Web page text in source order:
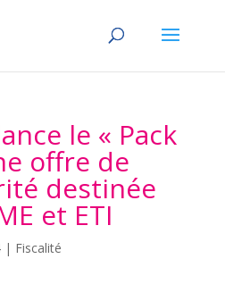
le « Pack
offre de
destinée
et ETI
| Fiscalité